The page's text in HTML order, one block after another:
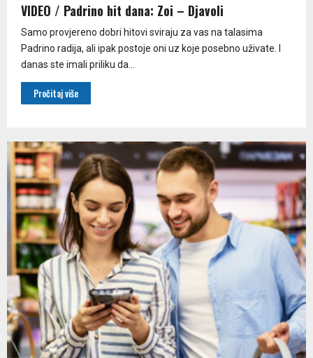
VIDEO / Padrino hit dana: Zoi – Djavoli
Samo provjereno dobri hitovi sviraju za vas na talasima
Padrino radija, ali ipak postoje oni uz koje posebno uživate. I
danas ste imali priliku da...
Pročitaj više